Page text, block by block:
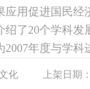
应用促进国民经
绍了20个学科发
2007年度与学
化 上架日期